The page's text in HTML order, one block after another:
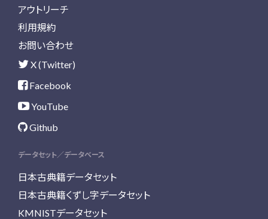
アウトリーチ
利用規約
お問い合わせ
X (Twitter)
Facebook
YouTube
Github
データセット／データベース
日本古典籍データセット
日本古典籍くずし字データセット
KMNISTデータセット